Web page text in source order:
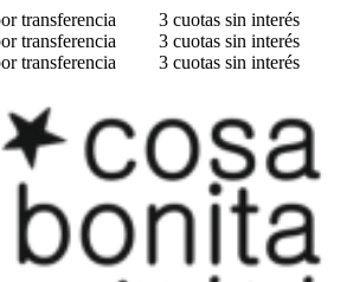
transferencia
3 cuotas sin interés
transferencia
3 cuotas sin interés
transferencia
3 cuotas sin interés